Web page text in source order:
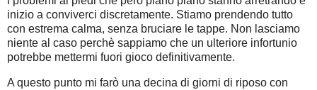
inizio a conviverci discretamente. Stiamo prendendo tutto
con estrema calma, senza bruciare le tappe. Non lasciamo
niente al caso perchè sappiamo che un ulteriore infortunio
potrebbe mettermi fuori gioco definitivamente.
A questo punto mi farò una decina di giorni di riposo con